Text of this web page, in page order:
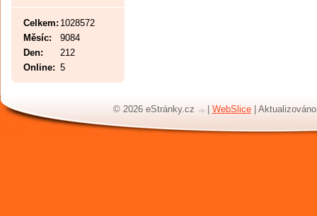
Online: 5
Celkem: 1028572
Měsíc:
9084
Den:
212
© 2026 eStránky.cz WebSlice